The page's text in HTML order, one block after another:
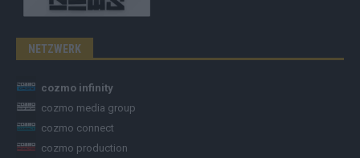
NETZWERK
cozmo infinity
cozmo media group
cozmo connect
cozmo production